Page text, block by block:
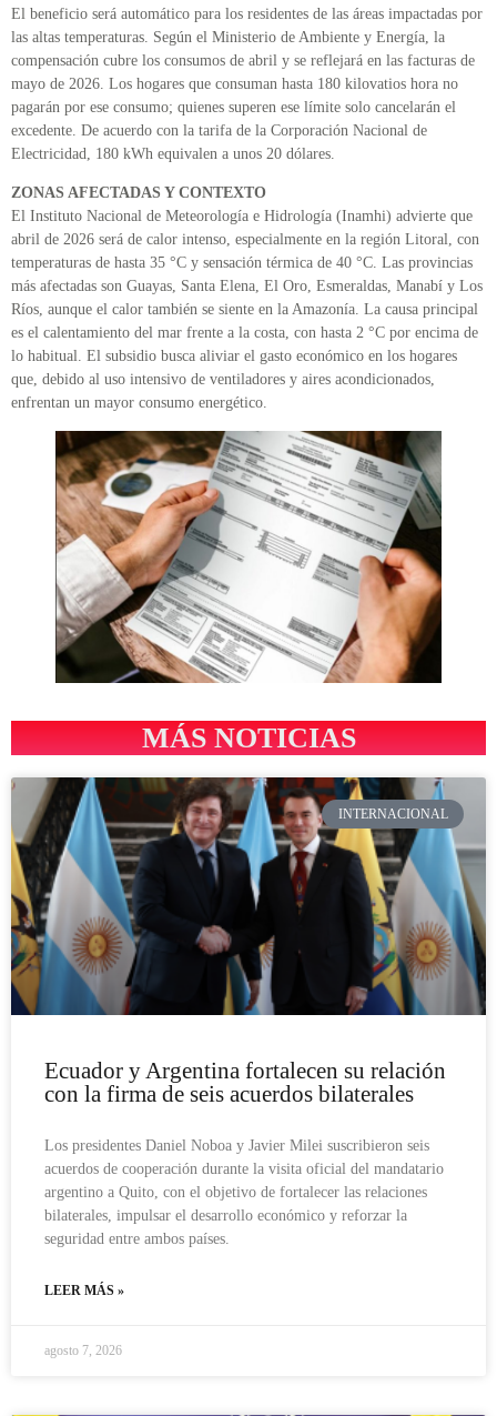
El beneficio será automático para los residentes de las áreas impactadas por
las altas temperaturas. Según el Ministerio de Ambiente y Energía, la
compensación cubre los consumos de abril y se reflejará en las facturas de
mayo de 2026. Los hogares que consuman hasta 180 kilovatios hora no
pagarán por ese consumo; quienes superen ese límite solo cancelarán el
excedente. De acuerdo con la tarifa de la Corporación Nacional de
Electricidad, 180 kWh equivalen a unos 20 dólares.
ZONAS AFECTADAS Y CONTEXTO
El Instituto Nacional de Meteorología e Hidrología (Inamhi) advierte que
abril de 2026 será de calor intenso, especialmente en la región Litoral, con
temperaturas de hasta 35 °C y sensación térmica de 40 °C. Las provincias
más afectadas son Guayas, Santa Elena, El Oro, Esmeraldas, Manabí y Los
Ríos, aunque el calor también se siente en la Amazonía. La causa principal
es el calentamiento del mar frente a la costa, con hasta 2 °C por encima de
lo habitual. El subsidio busca aliviar el gasto económico en los hogares
que, debido al uso intensivo de ventiladores y aires acondicionados,
enfrentan un mayor consumo energético.
MÁS NOTICIAS
INTERNACIONAL
Ecuador y Argentina fortalecen su relación
con la firma de seis acuerdos bilaterales
Los presidentes Daniel Noboa y Javier Milei suscribieron seis
acuerdos de cooperación durante la visita oficial del mandatario
argentino a Quito, con el objetivo de fortalecer las relaciones
bilaterales, impulsar el desarrollo económico y reforzar la
seguridad entre ambos países.
LEER MÁS »
agosto 7, 2026